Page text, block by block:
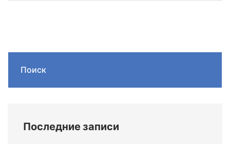
Поиск
Последние записи